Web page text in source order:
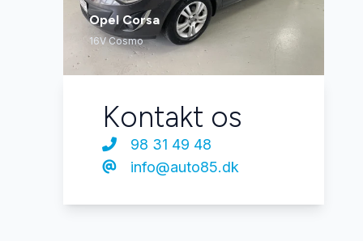
Opel Corsa
16V Cosmo
Kontakt os
98 31 49 48
info@auto85.dk